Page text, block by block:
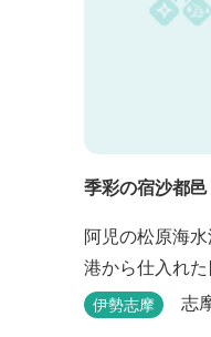
季彩の宿沙都邑
阿児の松原海
港から仕入れた
伊勢志摩 志